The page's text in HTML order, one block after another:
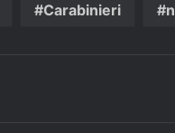
Carabinieri